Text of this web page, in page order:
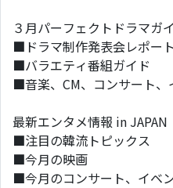
３月パーフェクトドラマガ
■ドラマ制作発表会レポート
■バラエティ番組ガイド
■音楽、CM、コンサート
最新エンタメ情報 in JAPAN
■注目の韓流トピックス
■今月の映画
■今月のコンサート、イベ